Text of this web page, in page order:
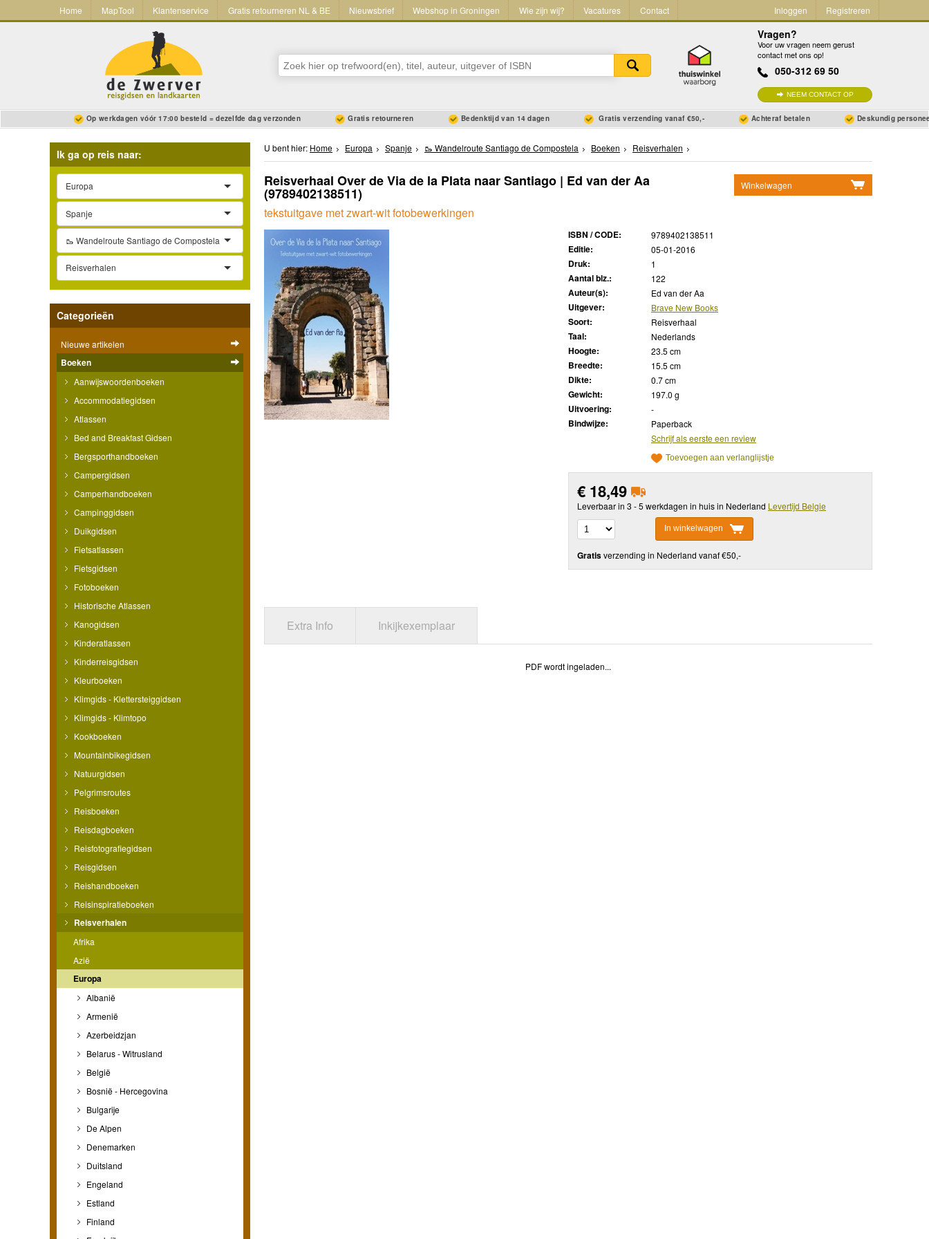
Home MapTool Klantenservice Gratis retourneren NL & BE Nieuwsbrief Webshop in Groningen Wie zijn wij? Vacatures Contact Inloggen Registreren
Vragen?
Voor uw vragen neem gerust
contact met ons op!
050-312 69 50
NEEM CONTACT OP
Op werkdagen vóór 17:00 besteld = dezelfde dag verzonden Gratis retourneren Bedenktijd van 14 dagen Gratis verzending vanaf €50,- Achteraf betalen Deskundig
Ik ga op reis naar:
Europa
Spanje
🥾 Wandelroute Santiago de Compostela
Reisverhalen
Categorieën
Nieuwe artikelen
Boeken
Aanwijswoordenboeken
Accommodatiegidsen
Atlassen
Bed and Breakfast Gidsen
Bergsporthandboeken
Campergidsen
Camperhandboeken
Campinggidsen
Duikgidsen
Fietsatlassen
Fietsgidsen
Fotoboeken
Historische Atlassen
Kanogidsen
Kinderatlassen
Kinderreisgidsen
Kleurboeken
Klimgids - Klettersteiggidsen
Klimgids - Klimtopo
Kookboeken
Mountainbikegidsen
Natuurgidsen
Pelgrimsroutes
Reisboeken
Reisdagboeken
Reisfotografiegidsen
Reisgidsen
Reishandboeken
Reisinspiratieboeken
Reisverhalen
Afrika
Azië
Europa
Albanië
Armenië
Azerbeidzjan
Belarus - Witrusland
België
Bosnië - Hercegovina
Bulgarije
De Alpen
Denemarken
Duitsland
Engeland
Estland
Finland
U bent hier: Home Europa Spanje 🥾 Wandelroute Santiago de Compostela Boeken Reisverhalen
Winkelwagen
Reisverhaal Over de Via de la Plata naar Santiago | Ed van der Aa
(9789402138511)
tekstuitgave met zwart-wit fotobewerkingen
ISBN / CODE: 9789402138511
Editie: 05-01-2016
Druk: 1
Aantal blz.: 122
Auteur(s): Ed van der Aa
Uitgever: Brave New Books
Soort: Reisverhaal
Taal: Nederlands
Hoogte: 23.5 cm
Breedte: 15.5 cm
Dikte: 0.7 cm
Gewicht: 197.0 g
Uitvoering: -
Bindwijze:
Paperback
Schrijf als eerste een review
Toevoegen aan verlanglijstje
€ 18,49
Leverbaar in 3 - 5 werkdagen in huis in Nederland Levertijd Belgie
In winkelwagen
Gratisverzending in Nederland vanaf €50,-
Extra Info Inkijkexemplaar
PDF wordt ingeladen...